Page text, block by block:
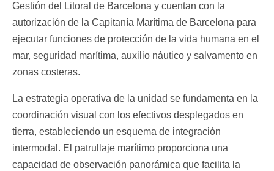
Gestión del Litoral de Barcelona y cuentan con la
autorización de la Capitanía Marítima de Barcelona para
ejecutar funciones de protección de la vida humana en el
mar, seguridad marítima, auxilio náutico y salvamento en
zonas costeras.
La estrategia operativa de la unidad se fundamenta en la
coordinación visual con los efectivos desplegados en
tierra, estableciendo un esquema de integración
intermodal. El patrullaje marítimo proporciona una
capacidad de observación panorámica que facilita la